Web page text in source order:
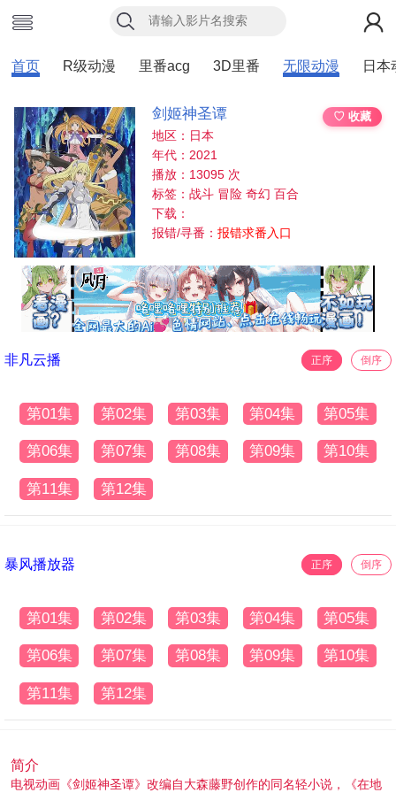
首页 R级动漫 里番acg 3D里番 无限动漫 日本
剑姬神圣谭
♡ 收藏
地区：日本
年代：2021
播放：13095 次
标签：战斗 冒险 奇幻 百合
下载：
报错/寻番：报错求番入口
非凡云播 正序 倒序
第01集 第02集 第03集 第04集 第05集
第06集 第07集 第08集 第09集 第10集
第11集 第12集
暴风播放器 正序 倒序
第01集 第02集 第03集 第04集 第05集
第06集 第07集 第08集 第09集 第10集
第11集 第12集
简介
电视动画《剑姬神圣谭》改编自大森藤野创作的同名轻小说，《在地